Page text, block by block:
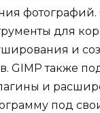
для
и
GIMP также
и
под